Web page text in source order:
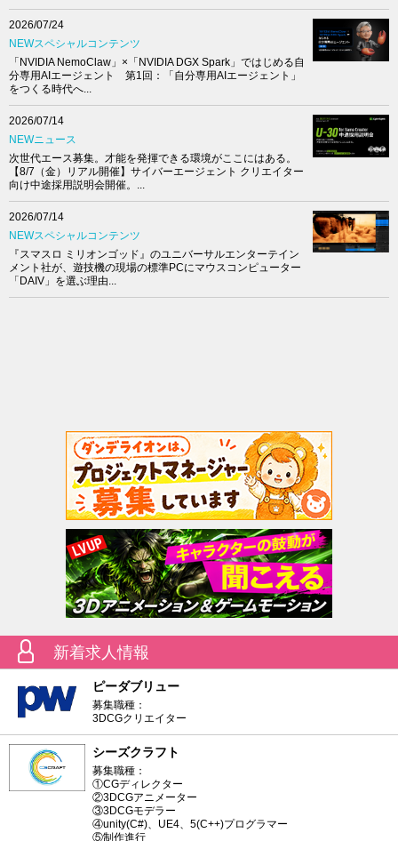
2026/07/24
NEWスペシャルコンテンツ
「NVIDIA NemoClaw」×「NVIDIA DGX Spark」ではじめる自
分専用AIエージェント 第1回：「自分専用AIエージェント」
をつくる時代へ...
2026/07/14
NEWニュース
次世代エース募集。才能を発揮できる環境がここにはある。
【8/7（金）リアル開催】サイバーエージェント クリエイター
向け中途採用説明会開催。...
2026/07/14
NEWスペシャルコンテンツ
『スマスロ ミリオンゴッド』のユニバーサルエンターテイン
メント社が、遊技機の現場の標準PCにマウスコンピューター
「DAIV」を選ぶ理由...
新着求人情報
ピーダブリュー
募集職種：
3DCGクリエイター
シーズクラフト
募集職種：
①CGディレクター
②3DCGアニメーター
③3DCGモデラー
④unity(C#)、UE4、5(C++)プログラマー
⑤制作進行